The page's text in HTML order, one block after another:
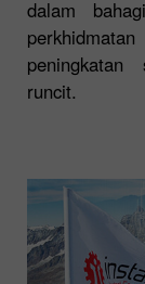
dalam
runcit.